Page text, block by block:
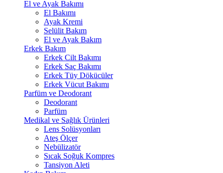
El ve Ayak Bakımı
El Bakımı
Ayak Kremi
Selülit Bakım
El ve Ayak Bakım
Erkek Bakım
Erkek Cilt Bakımı
Erkek Saç Bakımı
Erkek Tüy Dökücüler
Erkek Vücut Bakımı
Parfüm ve Deodorant
Deodorant
Parfüm
Medikal ve Sağlık Ürünleri
Lens Solüsyonları
Ateş Ölçer
Nebülizatör
Sıcak Soğuk Kompres
Tansiyon Aleti